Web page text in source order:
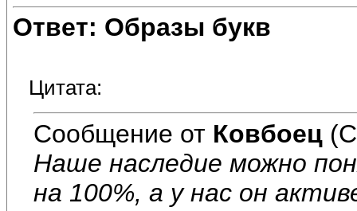
Ответ: Образы букв
Цитата:
Сообщение от Ковбоец
Наше наследие можно
на 100%, а у нас он